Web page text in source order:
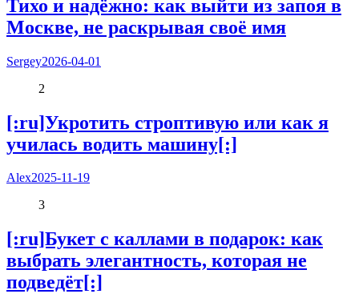
Тихо и надёжно: как выйти из запоя в
Москве, не раскрывая своё имя
Sergey2026-04-01
2
[:ru]Укротить строптивую или как я
училась водить машину[:]
Alex2025-11-19
3
[:ru]Букет с каллами в подарок: как
выбрать элегантность, которая не
подведёт[:]